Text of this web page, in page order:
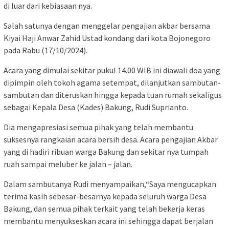
di luar dari kebiasaan nya.
Salah satunya dengan menggelar pengajian akbar bersama
Kiyai Haji Anwar Zahid Ustad kondang dari kota Bojonegoro
pada Rabu (17/10/2024).
Acara yang dimulai sekitar pukul 14.00 WIB ini diawali doa yang
dipimpin oleh tokoh agama setempat, dilanjutkan sambutan-
sambutan dan diteruskan hingga kepada tuan rumah sekaligus
sebagai Kepala Desa (Kades) Bakung, Rudi Suprianto.
Dia mengapresiasi semua pihak yang telah membantu
suksesnya rangkaian acara bersih desa. Acara pengajian Akbar
yang di hadiri ribuan warga Bakung dan sekitar nya tumpah
ruah sampai meluber ke jalan – jalan.
Dalam sambutanya Rudi menyampaikan,“Saya mengucapkan
terima kasih sebesar-besarnya kepada seluruh warga Desa
Bakung, dan semua pihak terkait yang telah bekerja keras
membantu menyukseskan acara ini sehingga dapat berjalan